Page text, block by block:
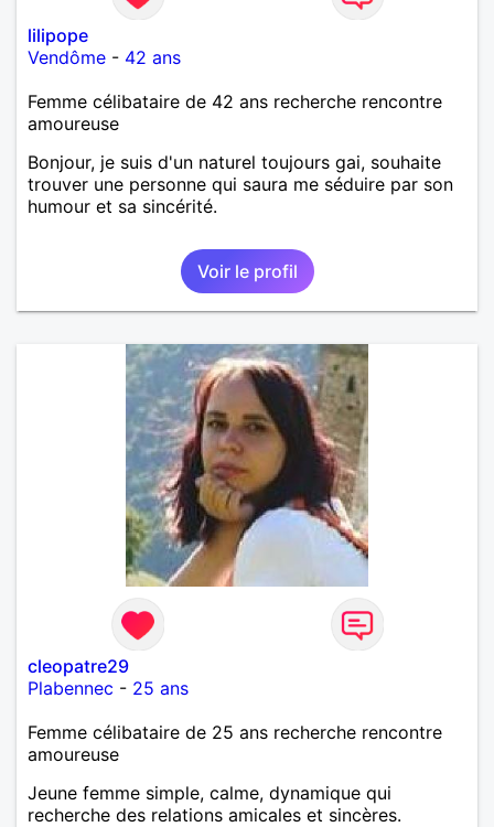
lilipope
Vendôme - 42 ans
Femme célibataire de 42 ans recherche rencontre
amoureuse
Bonjour, je suis d'un naturel toujours gai, souhaite
trouver une personne qui saura me séduire par son
humour et sa sincérité.
Voir le profil
cleopatre29
Plabennec - 25 ans
Femme célibataire de 25 ans recherche rencontre
amoureuse
Jeune femme simple, calme, dynamique qui
recherche des relations amicales et sincères.